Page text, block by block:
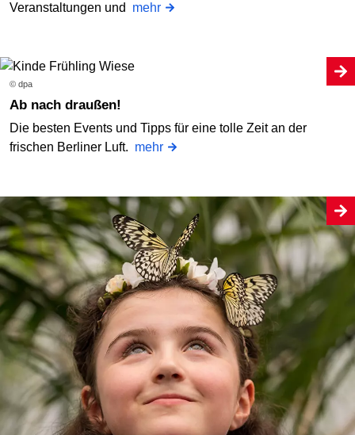
Veranstaltungen und mehr
© dpa
Ab nach draußen!
Die besten Events und Tipps für eine tolle Zeit an der
frischen Berliner Luft. mehr